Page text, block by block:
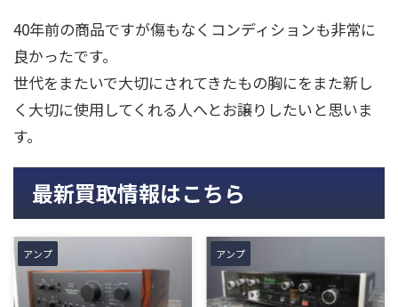
40年前の商品ですが傷もなくコンディションも非常に
良かったです。
世代をまたいで大切にされてきたもの胸にをまた新し
く大切に使用してくれる人へとお譲りしたいと思いま
す。
最新買取情報はこちら
アンプ アンプ